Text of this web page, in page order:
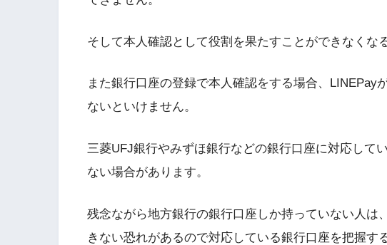
そして本人確認として役割を果たすことができなくな
また銀行口座の登録で本人確認をする場合、LINEPay
ないといけません。
三菱UFJ銀行やみずほ銀行などの銀行口座に対応して
ない場合があります。
残念ながら地方銀行の銀行口座しか持っていない人は
きない恐れがあるので対応している銀行口座を把握す